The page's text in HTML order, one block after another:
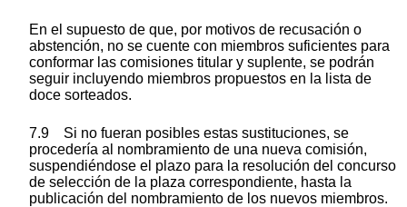
En el supuesto de que, por motivos de recusación o
abstención, no se cuente con miembros suficientes para
conformar las comisiones titular y suplente, se podrán
seguir incluyendo miembros propuestos en la lista de
doce sorteados.
7.9 Si no fueran posibles estas sustituciones, se
procedería al nombramiento de una nueva comisión,
suspendiéndose el plazo para la resolución del concurso
de selección de la plaza correspondiente, hasta la
publicación del nombramiento de los nuevos miembros.